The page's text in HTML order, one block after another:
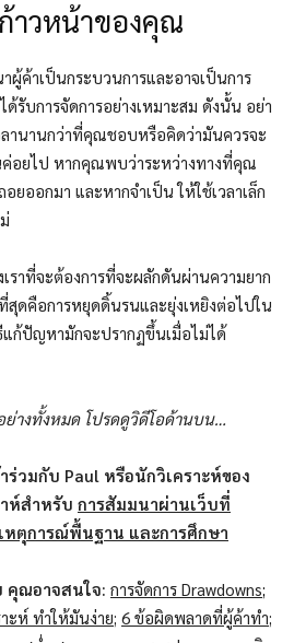
าวหน้าของคุณ
ค้าเป็นกระบวนการและอาจเป็นการ
รับการจัดการอย่างเหมาะสม ดังนั้น อย่า
ลานานกว่าที่คุณชอบหรือคิดว่ามันควรจะ
อยไป หากคุณพบว่าระหว่างทางที่คุณ
ยออกมา และหากจำเป็น ให้ใช้เวลาเล็ก
าที่จะต้องการที่จะผลักดันผ่านความยาก
ดคือการหยุดดิ้นรนและยุ่งเหยิงต่อไปใน
ก้ปัญหามักจะปรากฏขึ้นเมื่อไม่ได้
างทั้งหมด โปรดดูวิดีโอด้านบน…
ร่วมกับ Paul หรือนักวิเคราะห์ของ
ห์สำหรับ การสัมมนาผ่านเว็บที่
หตุการณ์พื้นฐาน และการศึกษา
คุณอาจสนใจ: การจัดการ Drawdowns;
าะห์ ทำให้มันง่าย; 6 ข้อผิดพลาดที่ผู้ค้าทำ;